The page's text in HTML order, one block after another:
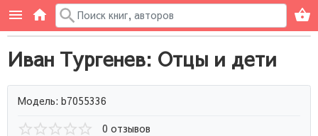
Иван Тургенев: Отцы и дети
Модель: b7055336
0 отзывов